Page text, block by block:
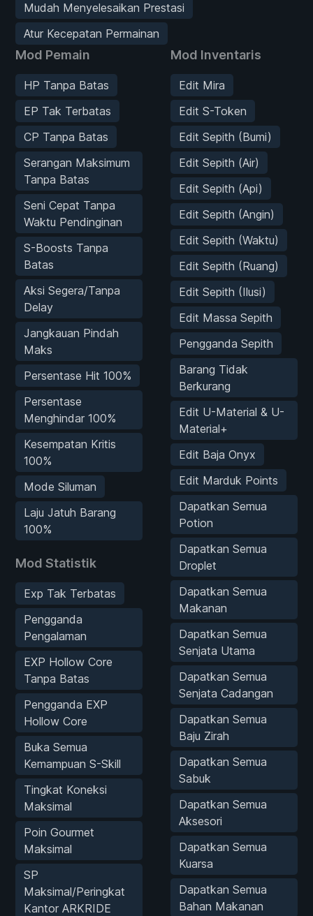
Mudah Menyelesaikan Prestasi
Atur Kecepatan Permainan
Mod Pemain
HP Tanpa Batas
EP Tak Terbatas
CP Tanpa Batas
Serangan Maksimum
Tanpa Batas
Seni Cepat Tanpa
Waktu Pendinginan
S-Boosts Tanpa
Batas
Aksi Segera/Tanpa
Delay
Jangkauan Pindah
Maks
Persentase Hit 100%
Persentase
Menghindar 100%
Kesempatan Kritis
100%
Mode Siluman
Laju Jatuh Barang
100%
Mod Statistik
Exp Tak Terbatas
Pengganda
Pengalaman
EXP Hollow Core
Tanpa Batas
Pengganda EXP
Hollow Core
Buka Semua
Kemampuan S-Skill
Tingkat Koneksi
Maksimal
Poin Gourmet
Maksimal
SP
Maksimal/Peringkat
Kantor ARKRIDE
Mod Inventaris
Edit Mira
Edit S-Token
Edit Sepith (Bumi)
Edit Sepith (Air)
Edit Sepith (Api)
Edit Sepith (Angin)
Edit Sepith (Waktu)
Edit Sepith (Ruang)
Edit Sepith (Ilusi)
Edit Massa Sepith
Pengganda Sepith
Barang Tidak
Berkurang
Edit U-Material & U-
Material+
Edit Baja Onyx
Edit Marduk Points
Dapatkan Semua
Potion
Dapatkan Semua
Droplet
Dapatkan Semua
Makanan
Dapatkan Semua
Senjata Utama
Dapatkan Semua
Senjata Cadangan
Dapatkan Semua
Baju Zirah
Dapatkan Semua
Sabuk
Dapatkan Semua
Aksesori
Dapatkan Semua
Kuarsa
Dapatkan Semua
Bahan Makanan